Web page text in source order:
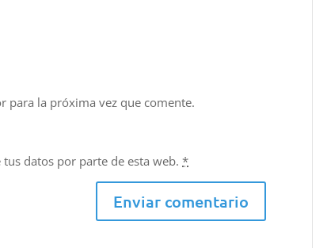
para la próxima vez que comente.
tus datos por parte de esta web.*